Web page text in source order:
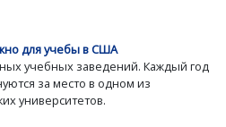
для учебы в США
учебных заведений. Каждый год
за место в одном из
университетов.